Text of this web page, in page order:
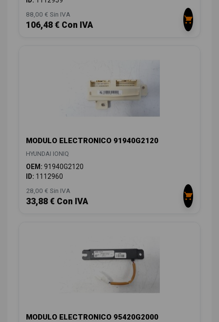
88,00 € Sin IVA
106,48 € Con IVA
MODULO ELECTRONICO 91940G2120
HYUNDAI IONIQ
OEM: 91940G2120
ID: 1112960
28,00 € Sin IVA
33,88 € Con IVA
MODULO ELECTRONICO 95420G2000